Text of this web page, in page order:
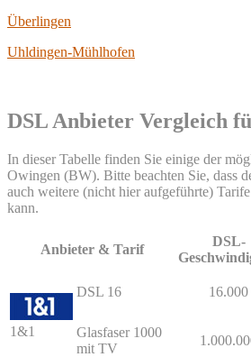
Überlingen
Uhldingen-Mühlhofen
DSL Anbieter Vergleich
In dieser Tabelle finden Sie einige der
Owingen (BW). Bitte beachten Sie, dass
auch weitere (nicht hier aufgeführte)
kann.
Anbieter & Tarif
DSL-
1&1
DSL 16 16.000
Glasfaser 1000
mit TV